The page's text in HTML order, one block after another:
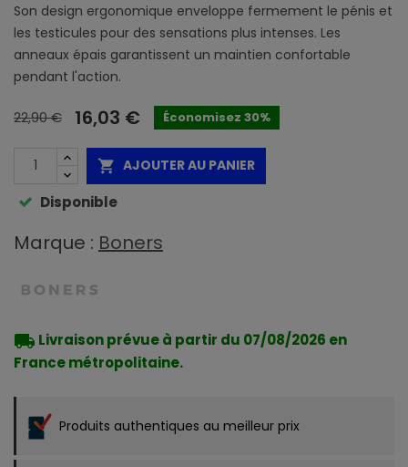
Son design ergonomique enveloppe fermement le pénis et
les testicules pour des sensations plus intenses. Les
anneaux épais garantissent un maintien confortable
pendant l'action.
22,90 € 16,03 € Économisez 30%
 AJOUTER AU PANIER
Disponible
Marque : Boners
local_shipping Livraison prévue à partir du 07/08/2026 en
France métropolitaine.
Produits authentiques au meilleur prix